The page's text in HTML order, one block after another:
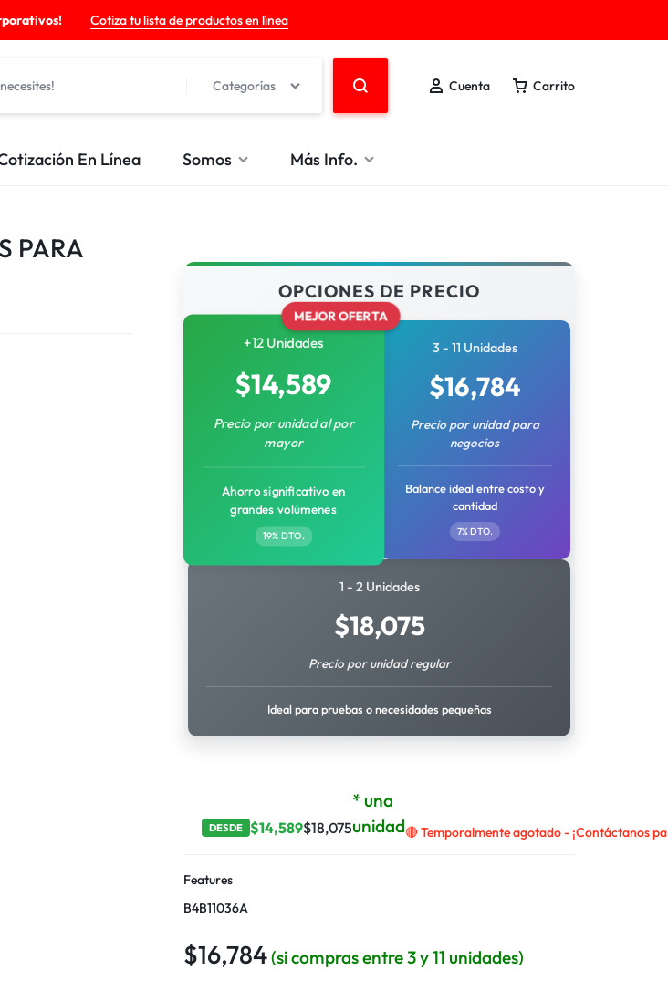
Cotiza tu lista de productos en línea
Categorías Cuenta Carrito
En Línea Somos Más Info.
PARA
OPCIONES DE PRECIO
MEJOR OFERTA
+12 Unidades
$14,589
Precio por unidad al por
mayor
Ahorro significativo en
grandes volúmenes
19% DTO.
3 - 11 Unidades
$16,784
Precio por unidad para
negocios
Balance ideal entre costo y
cantidad
7% DTO.
1 - 2 Unidades
$18,075
Precio por unidad regular
Ideal para pruebas o necesidades pequeñas
DESDE $14,589$18,075
* una
unidad🔴 Temporalmente agotado - ¡Contáctanos
Features
B4B11036A
$16,784(si compras entre 3 y 11 unidades)